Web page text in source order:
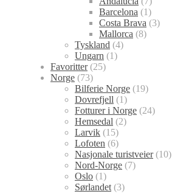
Barcelona (1)
Costa Brava (3)
Mallorca (8)
Tyskland (4)
Ungarn (1)
Favoritter(25)
Norge (73)
Bilferie Norge (19)
Dovrefjell (1)
Fotturer i Norge (24)
Hemsedal (2)
Larvik (15)
Lofoten (6)
Nasjonale turistveier(10)
Nord-Norge (7)
Oslo (1)
Sørlandet (3)